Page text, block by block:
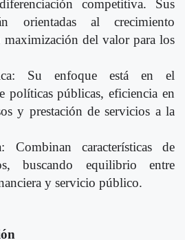
competitiva. Sus
orientadas al crecimiento
maximización del valor para los
Su enfoque está en el
políticas públicas, eficiencia en
y prestación de servicios a la
Combinan características de
buscando equilibrio entre
y servicio público.